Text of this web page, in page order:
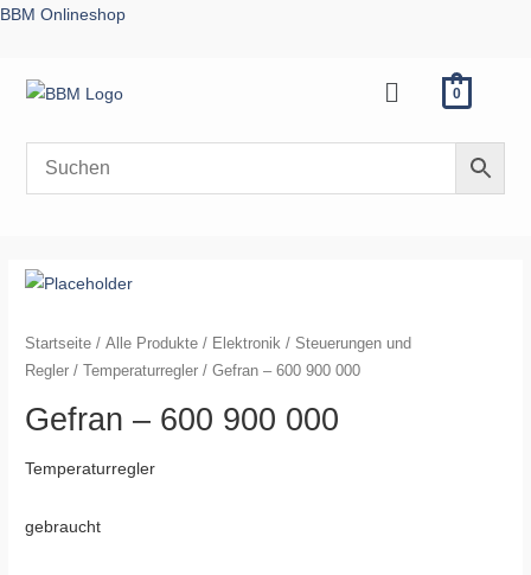
Zum
BBM Onlineshop
Menü 0
Startseite /Alle Produkte / Elektronik / Steuerungen und
Regler / Temperaturregler / Gefran – 600 900 000
Gefran – 600 900 000
Temperaturregler
gebraucht